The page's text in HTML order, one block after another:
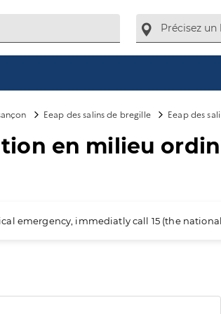
Eeap des salins de bregille Eeap des
en milieu
emergency, immediatly call 15 (the